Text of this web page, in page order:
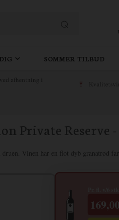
SOMMER TILBUD
afhentning i
Private Reserve
druen. Vinen har en flot dyb granatrød
169,00